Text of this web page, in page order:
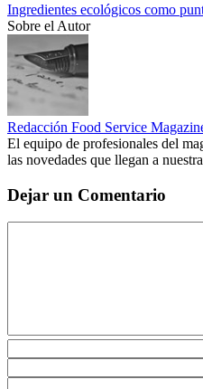
Ingredientes ecológicos como
Sobre el Autor
Redacción Food Service
El equipo de profesionales del
las novedades que llegan a
Dejar un Comentario